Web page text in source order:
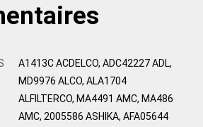
A1413C ACDELCO, ADC42227 ADL,
MD9976 ALCO, ALA1704
ALFILTERCO, MA4491 AMC, MA486
AMC, 2005586 ASHIKA, AFA05644